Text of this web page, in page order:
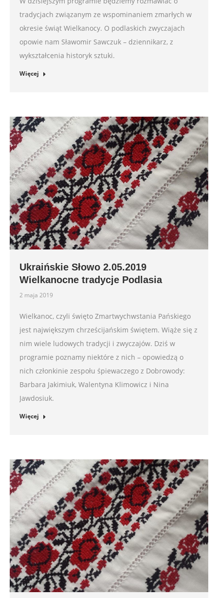
tradycjach związanym ze wspominaniem zmarłych w
okresie świąt Wielkanocy. O podlaskich zwyczajach
opowie nam Sławomir Sawczuk – dziennikarz, z
wykształcenia historyk sztuki.
Więcej
Ukraińskie Słowo 2.05.2019
Wielkanocne tradycje Podlasia
2 maja 2019
Wielkanoc, czyli święto Zmartwychwstania Pańskiego
jest największym chrześcijańskim świętem. Wiąże się z
nim wiele ludowych tradycji i zwyczajów. Dziś w
programie poznamy niektóre z nich – opowiedzą o
nich członkinie zespołu śpiewaczego z Dobrowody:
Barbara Jakimiuk, Walentyna Klimowicz i Nina
Jawdosiuk.
Więcej